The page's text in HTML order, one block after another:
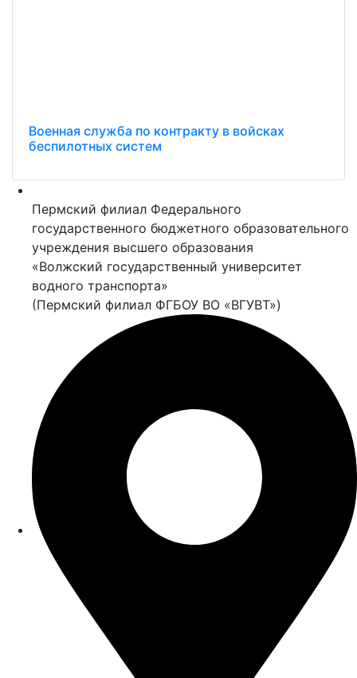
Военная служба по контракту в войсках
беспилотных систем
Пермский филиал Федерального
государственного бюджетного образовательного
учреждения высшего образования
«Волжский государственный университет
водного транспорта»
(Пермский филиал ФГБОУ ВО «ВГУВТ»)